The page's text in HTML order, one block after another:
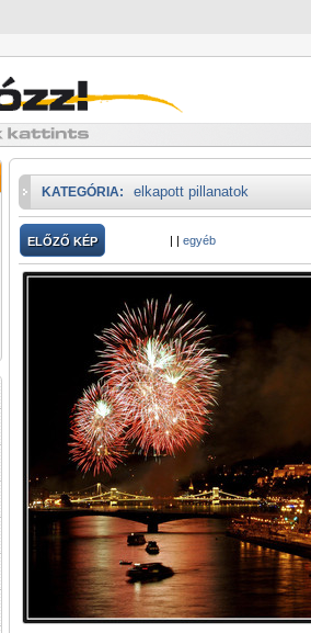
KATEGÓRIA: elkapott pillanatok
ELŐZŐ KÉP | | egyéb